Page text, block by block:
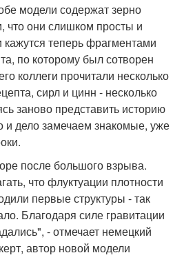
модели содержат зерно
что они слишком просты и
теперь фрагментами
по которому был сотворен
коллеги прочитали несколько
сирл и цинн - несколько
заново представить историю
и дело замечаем знакомые, уже
после большого взрыва.
что флуктуации плотности
первые структуры - так
Благодаря силе гравитации
- отмечает немецкий
автор новой модели